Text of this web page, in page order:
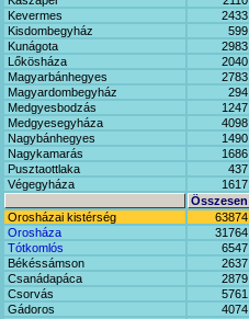
Kevermes
2433
Kisdombegyház
599
Kunágota
2983
Lőkösháza
2040
Magyarbánhegyes
2783
Magyardombegyház
294
Medgyesbodzás
1247
Medgyesegyháza
4098
Nagybánhegyes
1490
Nagykamarás
1686
Pusztaottlaka
437
Végegyháza
1617
Összesen
Orosházai kistérség
63874
Orosháza
31764
Tótkomlós
6547
Békéssámson
2637
Csanádapáca
2879
Csorvás
5761
Gádoros
4074